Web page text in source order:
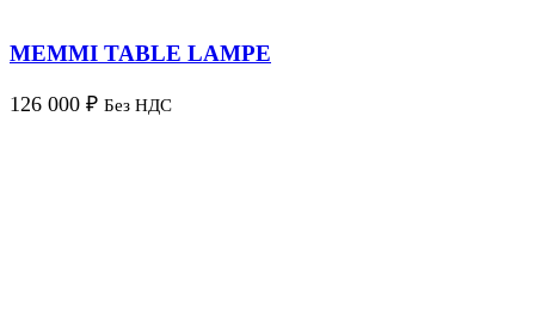
MEMMI TABLE LAMPE
126 000 ₽ Без НДС